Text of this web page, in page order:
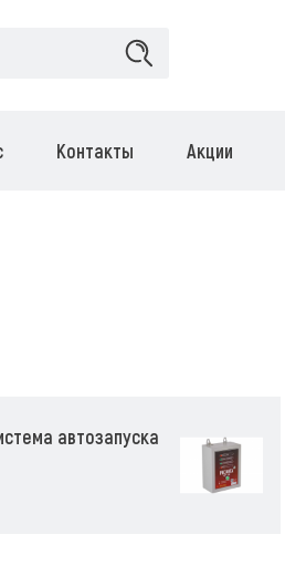
Контакты Акции
автозапуска